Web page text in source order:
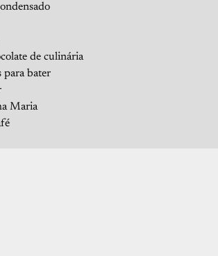
de culinária
para bater
Maria